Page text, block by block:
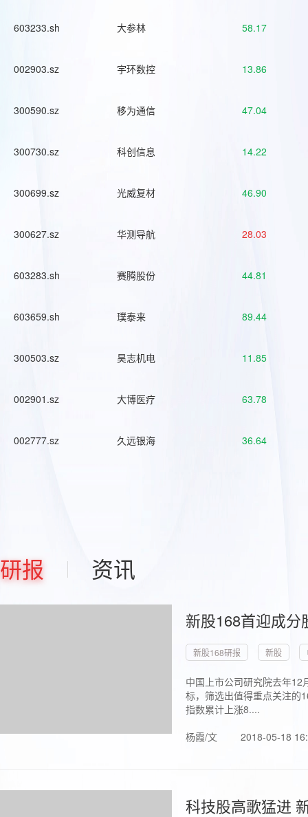
603233.sh 大参林 58.17
002903.sz 宇环数控 13.86
300590.sz 移为通信 47.04
300730.sz 科创信息 14.22
300699.sz 光威复材 46.90
300627.sz 华测导航 28.03
603283.sh 赛腾股份 44.81
603659.sh 璞泰来 89.44
300503.sz 昊志机电 11.85
002901.sz 大博医疗 63.78
002777.sz 久远银海 36.64
研报 资讯
新股168首迎成
新股168研报 新股
中国上市公司研究院去年
标，筛选出值得重点关注的
指数累计上涨8....
杨霞/文
2018-05-18
科技股高歌猛进